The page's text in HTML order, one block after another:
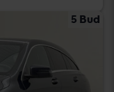
5 Bud